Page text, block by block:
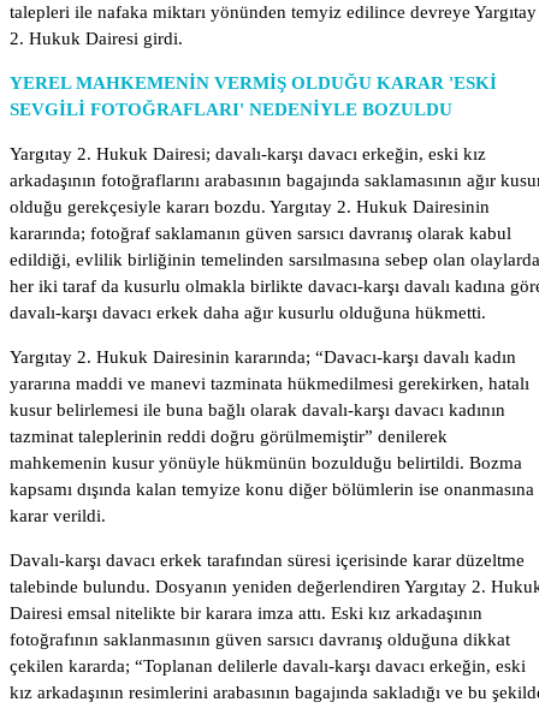
Lorem
Ipsum
Dolor
Lorem
Ipsum
Dolor
talepleri ile nafaka miktarı yönünden temyiz edilince devreye Yargıtay
2. Hukuk Dairesi girdi.
YEREL MAHKEMENİN VERMİŞ OLDUĞU KARAR 'ESKİ
SEVGİLİ FOTOĞRAFLARI' NEDENİYLE BOZULDU
Yargıtay 2. Hukuk Dairesi; davalı-karşı davacı erkeğin, eski kız
arkadaşının fotoğraflarını arabasının bagajında saklamasının ağır
olduğu gerekçesiyle kararı bozdu. Yargıtay 2. Hukuk Dairesinin
kararında; fotoğraf saklamanın güven sarsıcı davranış olarak kabul
edildiği, evlilik birliğinin temelinden sarsılmasına sebep olan olaylarda
her iki taraf da kusurlu olmakla birlikte davacı-karşı davalı kadına
davalı-karşı davacı erkek daha ağır kusurlu olduğuna hükmetti.
Yargıtay 2. Hukuk Dairesinin kararında; “Davacı-karşı davalı kadın
yararına maddi ve manevi tazminata hükmedilmesi gerekirken, hatalı
kusur belirlemesi ile buna bağlı olarak davalı-karşı davacı kadının
tazminat taleplerinin reddi doğru görülmemiştir” denilerek
mahkemenin kusur yönüyle hükmünün bozulduğu belirtildi. Bozma
kapsamı dışında kalan temyize konu diğer bölümlerin ise onanmasına
karar verildi.
Davalı-karşı davacı erkek tarafından süresi içerisinde karar düzeltme
talebinde bulundu. Dosyanın yeniden değerlendiren Yargıtay 2.
Dairesi emsal nitelikte bir karara imza attı. Eski kız arkadaşının
fotoğrafının saklanmasının güven sarsıcı davranış olduğuna dikkat
çekilen kararda; “Toplanan delilerle davalı-karşı davacı erkeğin, eski
kız arkadaşının resimlerini arabasının bagajında sakladığı ve bu